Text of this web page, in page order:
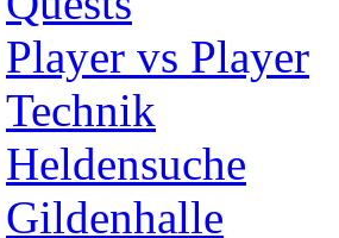
Player vs Player
Technik
Heldensuche
Gildenhalle